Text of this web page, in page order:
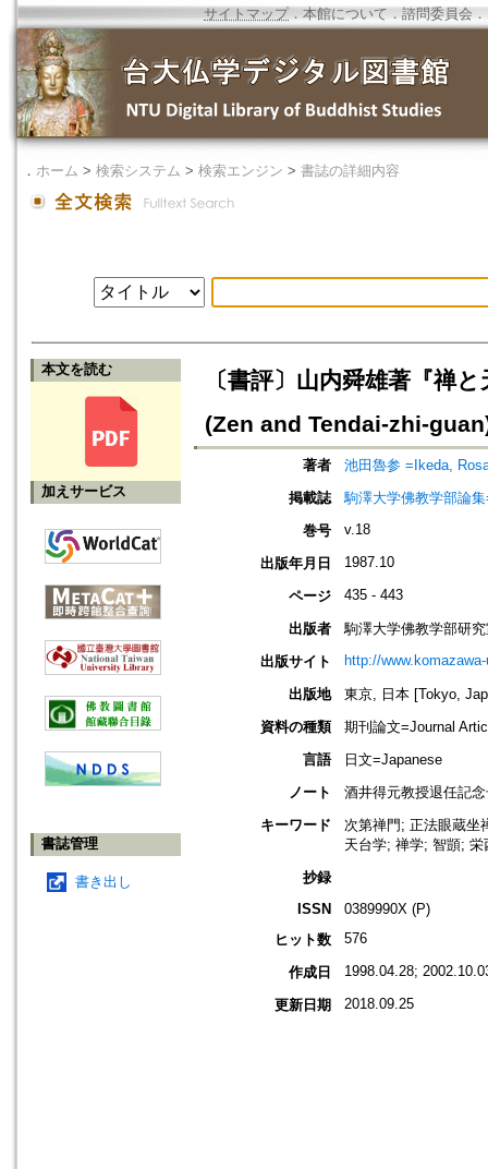
サイトマップ．本館について ． 諮問委員会 ．
． ホーム > 検索システム > 検索エンジン > 書誌の詳細内容
本文を読む
加えサービス
書誌管理
書き出し
〔書評〕山内舜雄著『禅
(Zen and Tendai-zhi-
著者
池田魯参 =Ikeda,
掲載誌
駒澤大学佛教学部論
巻号
v.18
出版年月日 1987.10
ページ 435 - 443
出版者
駒澤大学佛教学部研
出版サイト
http://
出版地
東京, 日本 [Tokyo,
資料の種類
期刊論文=Journal
言語
日文=Japanese
ノート
酒井得元教授退任記
キーワード
次第禅門; 正法眼蔵坐
天台学; 禅学; 智顗; 栄
抄録
ISSN
0389990X (P)
ヒット数
576
作成日 1998.04.28;
更新日期 2018.09.25